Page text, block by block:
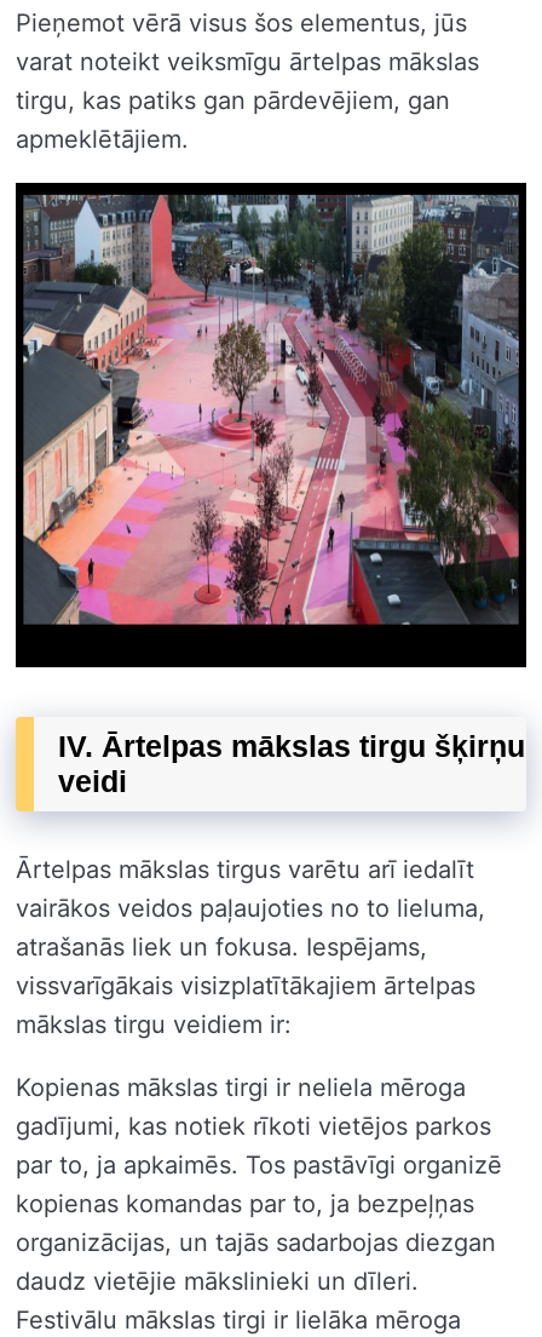
Pieņemot vērā visus šos elementus, jūs
varat noteikt veiksmīgu ārtelpas mākslas
tirgu, kas patiks gan pārdevējiem, gan
apmeklētājiem.
IV. Ārtelpas mākslas tirgu šķirņu
veidi
Ārtelpas mākslas tirgus varētu arī iedalīt
vairākos veidos paļaujoties no to lieluma,
atrašanās liek un fokusa. Iespējams,
vissvarīgākais visizplatītākajiem ārtelpas
mākslas tirgu veidiem ir:
Kopienas mākslas tirgi ir neliela mēroga
gadījumi, kas notiek rīkoti vietējos parkos
par to, ja apkaimēs. Tos pastāvīgi organizē
kopienas komandas par to, ja bezpeļņas
organizācijas, un tajās sadarbojas diezgan
daudz vietējie mākslinieki un dīleri.
Festivālu mākslas tirgi ir lielāka mēroga